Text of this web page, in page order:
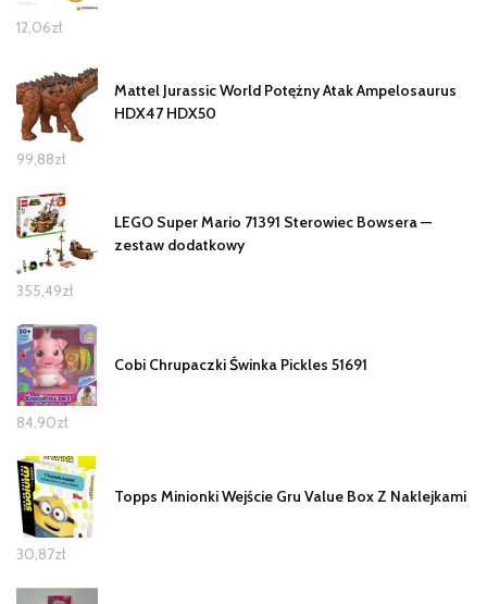
12,06zł
Mattel Jurassic World Potężny Atak Ampelosaurus
HDX47 HDX50
99,88zł
LEGO Super Mario 71391 Sterowiec Bowsera —
zestaw dodatkowy
355,49zł
Cobi Chrupaczki Świnka Pickles 51691
84,90zł
Topps Minionki Wejście Gru Value Box Z Naklejkami
30,87zł